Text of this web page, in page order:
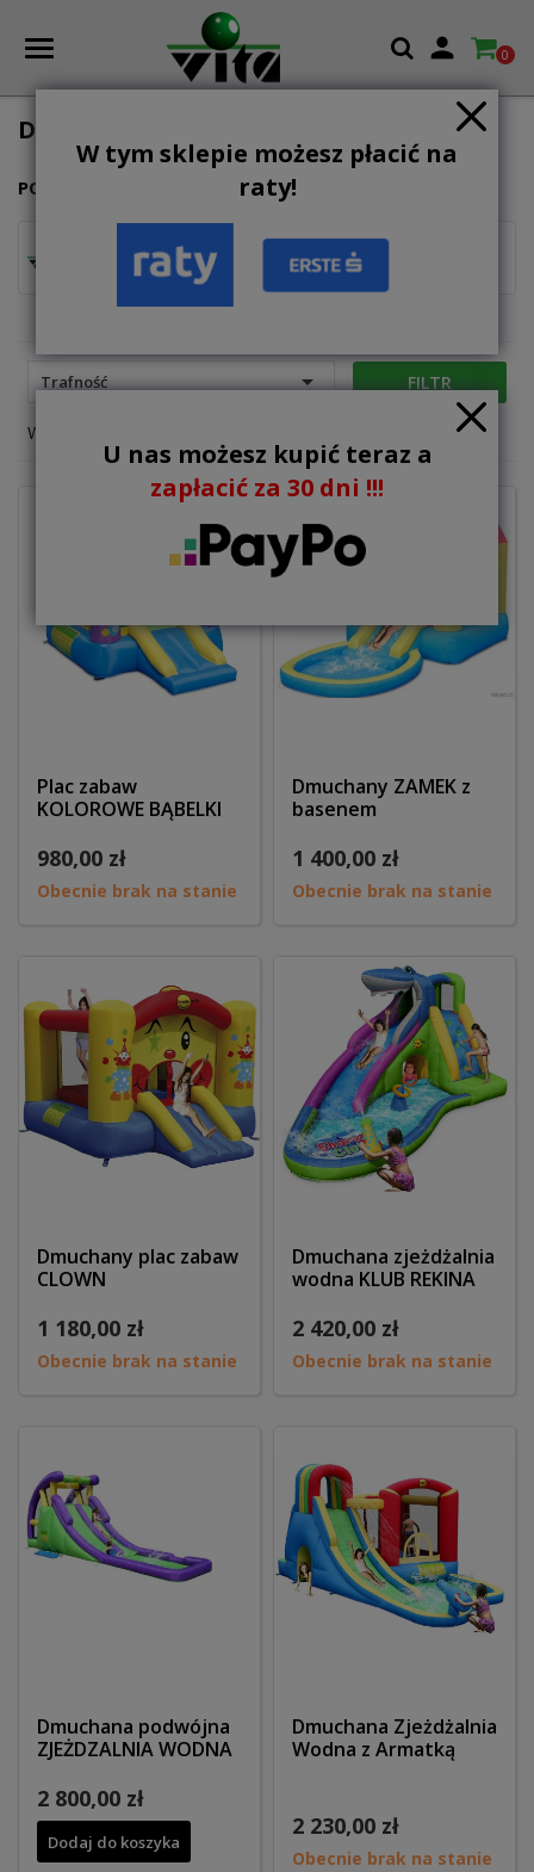
W tym sklepie możesz płacić na
raty!
U nas możesz kupić teraz a
zapłacić za 30 dni !!!
 0
DMUCHANE PLACE ZABAW
PODKATEGORIE
dmuchane place
duże place zabaw
Trafność  FILTR
Wyświetlanie 1-12 z 49 elementów
Plac zabaw
KOLOROWE BĄBELKI
980,00 zł
Obecnie brak na stanie
Dmuchany ZAMEK z
basenem
1 400,00 zł
Obecnie brak na stanie
Dmuchany plac zabaw
CLOWN
1 180,00 zł
Obecnie brak na stanie
Dmuchana zjeżdżalnia
wodna KLUB REKINA
2 420,00 zł
Obecnie brak na stanie
Dmuchana podwójna
ZJEŻDZALNIA WODNA
2 800,00 zł
Dodaj do koszyka
Dmuchana Zjeżdżalnia
Wodna z Armatką
2 230,00 zł
Obecnie brak na stanie